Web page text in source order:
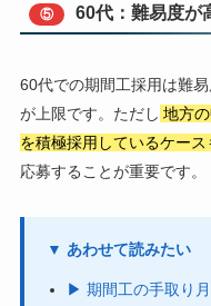
⑤ 60代：難易度が
60代での期間工採用は難
が上限です。ただし 地方
を積極採用しているケース
応募することが重要です。
▼ あわせて読みたい
▶ 期間工の手取り